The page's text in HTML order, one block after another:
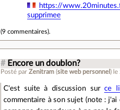
https://
supprimee
(9 commentaires).
# Encore un doublon?
Posté parZenitram (site web personnel )
C'est suite à discussion surce
commentaire à son sujet (note :